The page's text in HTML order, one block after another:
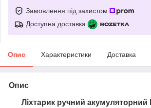
Замовлення під захистом
Доступна доставка
Опис Характеристики Доставка
Опис
Ліхтарик ручний акумуляторний